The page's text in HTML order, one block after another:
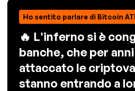
Ho sentito parlare di Bitcoin
🔥 L'inferno si è
banche, che per
attaccato le
stanno entrando a